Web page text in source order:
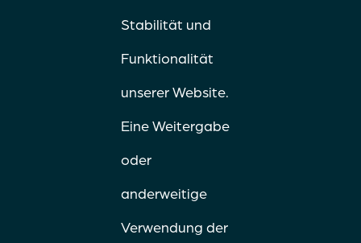
Stabilität und
Funktionalität
unserer Website.
Eine Weitergabe
oder
anderweitige
Verwendung der